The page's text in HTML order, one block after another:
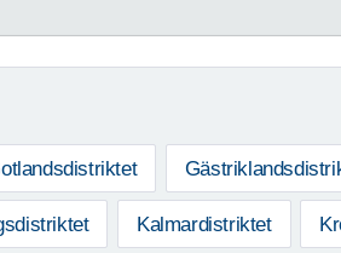
Kalmardistriktet